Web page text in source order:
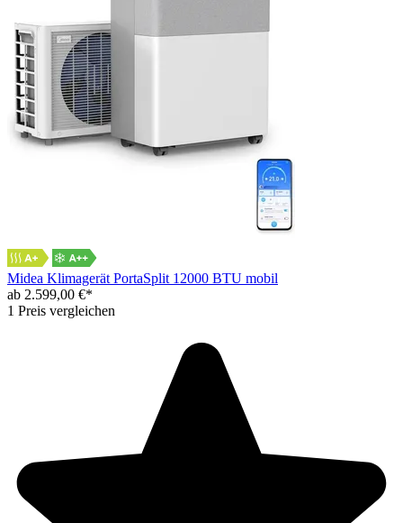
Midea Klimagerät PortaSplit 12000 BTU mobil
ab 2.599,00 €*
1 Preis vergleichen